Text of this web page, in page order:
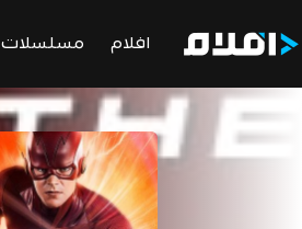
افلام مسلسلات